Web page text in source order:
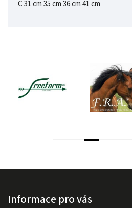
C 31 cm 35 cm 36 cm 41 cm
Informace pro vás